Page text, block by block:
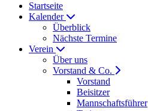
Startseite
Kalender
Überblick
Nächste Termine
Verein
Über uns
Vorstand & Co.
Vorstand
Beisitzer
Mannschaftsführer